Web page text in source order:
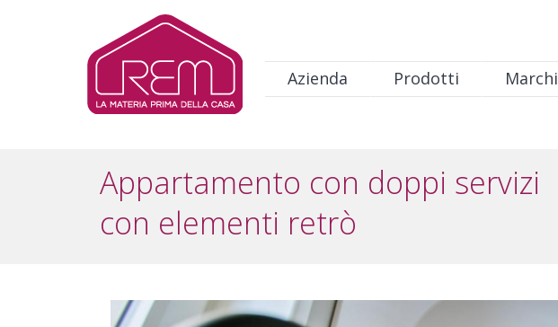
Salta al contenuto principale
Navigazione principale
Azienda Prodotti Marchi
Appartamento con doppi servizi
con elementi retrò